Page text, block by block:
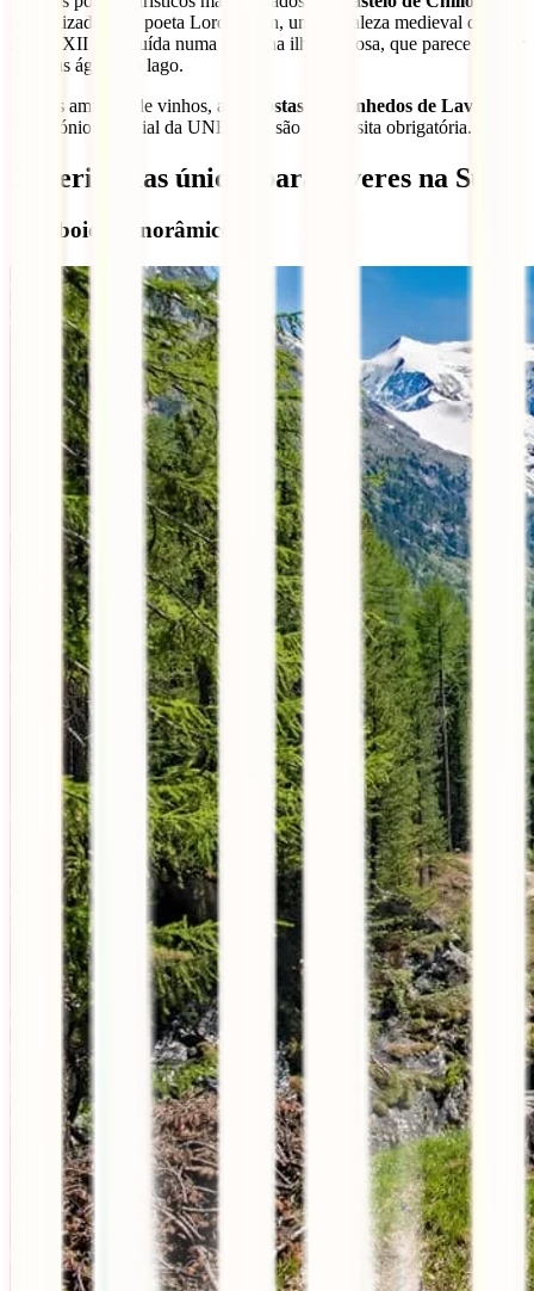
imortalizado pelo poeta Lord Byron, uma fortaleza medieval do
século XII construída numa pequena ilha rochosa, que parece flutuar
sobre as águas do lago.
Para os amantes de vinhos, as
encostas dos vinhedos de Lavaux
Património Mundial da UNESCO, são uma visita obrigatória.
Experiências únicas para viveres na Suíça
Comboios panorâmicos